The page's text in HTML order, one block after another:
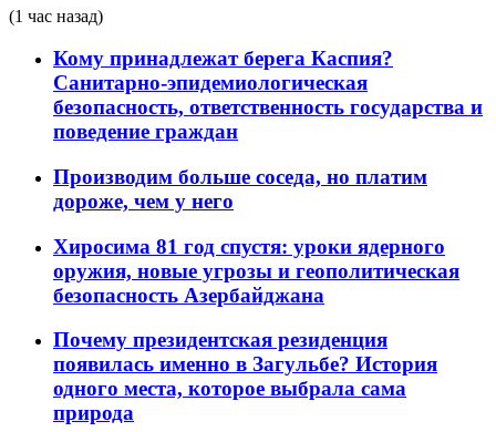
(1 час назад)
Кому принадлежат берега Каспия?
Санитарно-эпидемиологическая
безопасность, ответственность государства и
поведение граждан
Производим больше соседа, но платим
дороже, чем у него
Хиросима 81 год спустя: уроки ядерного
оружия, новые угрозы и геополитическая
безопасность Азербайджана
Почему президентская резиденция
появилась именно в Загульбе? История
одного места, которое выбрала сама
природа